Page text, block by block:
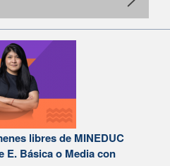
libres de MINEDUC
E. Básica o Media con